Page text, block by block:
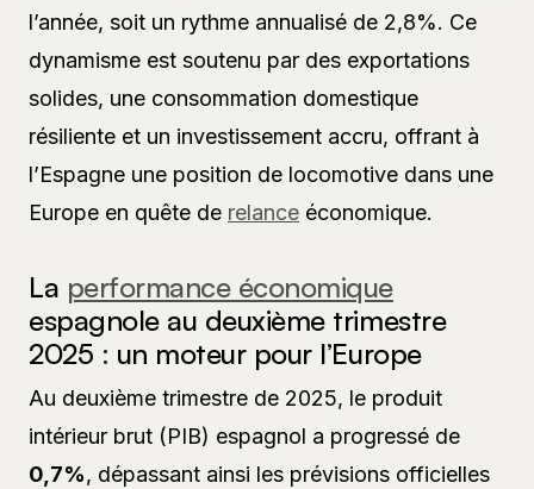
l’année, soit un rythme annualisé de 2,8%. Ce
dynamisme est soutenu par des exportations
solides, une consommation domestique
résiliente et un investissement accru, offrant à
l’Espagne une position de locomotive dans une
Europe en quête de relance économique.
La performance économique
espagnole au deuxième trimestre
2025 : un moteur pour l’Europe
Au deuxième trimestre de 2025, le produit
intérieur brut (PIB) espagnol a progressé de
0,7%, dépassant ainsi les prévisions officielles